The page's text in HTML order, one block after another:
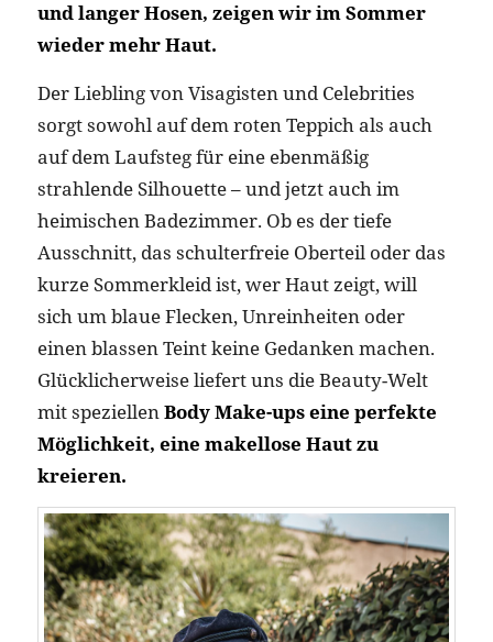
und langer Hosen, zeigen wir im Sommer
wieder mehr Haut.
Der Liebling von Visagisten und Celebrities
sorgt sowohl auf dem roten Teppich als auch
auf dem Laufsteg für eine ebenmäßig
strahlende Silhouette – und jetzt auch im
heimischen Badezimmer. Ob es der tiefe
Ausschnitt, das schulterfreie Oberteil oder das
kurze Sommerkleid ist, wer Haut zeigt, will
sich um blaue Flecken, Unreinheiten oder
einen blassen Teint keine Gedanken machen.
Glücklicherweise liefert uns die Beauty-Welt
mit speziellenBody Make-ups eine perfekte
Möglichkeit, eine makellose Haut zu
kreieren.